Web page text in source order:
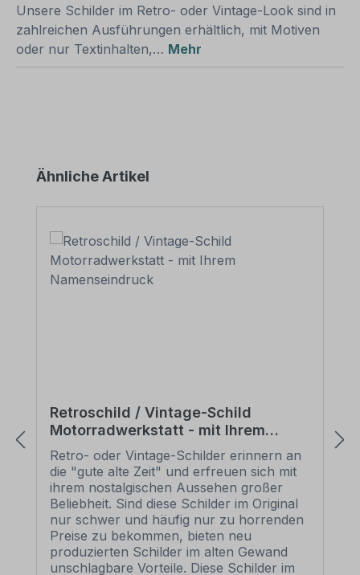
Unsere Schilder im Retro- oder Vintage-Look sind in
zahlreichen Ausführungen erhältlich, mit Motiven
oder nur Textinhalten,… Mehr
Produktgalerie überspringen
Ähnliche Artikel
Retroschild / Vintage-Schild
Motorradwerkstatt - mit Ihrem
Namenseindruck
Retro- oder Vintage-Schilder erinnern an
die "gute alte Zeit" und erfreuen sich mit
ihrem nostalgischen Aussehen großer
Beliebheit. Sind diese Schilder im Original
nur schwer und häufig nur zu horrenden
Preise zu bekommen, bieten neu
produzierten Schilder im alten Gewand
unschlagbare Vorteile. Diese Schilder im